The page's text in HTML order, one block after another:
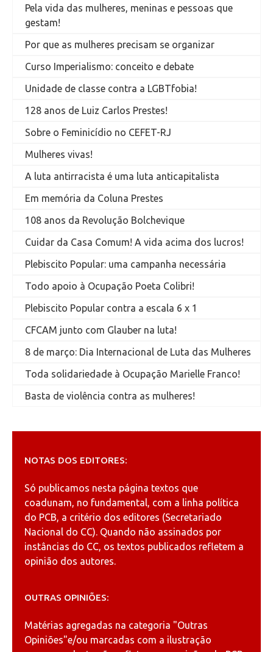
Pela vida das mulheres, meninas e pessoas que
gestam!
Por que as mulheres precisam se organizar
Curso Imperialismo: conceito e debate
Unidade de classe contra a LGBTfobia!
128 anos de Luiz Carlos Prestes!
Sobre o Feminicídio no CEFET-RJ
Mulheres vivas!
A luta antirracista é uma luta anticapitalista
Em memória da Coluna Prestes
108 anos da Revolução Bolchevique
Cuidar da Casa Comum! A vida acima dos lucros!
Plebiscito Popular: uma campanha necessária
Todo apoio à Ocupação Poeta Colibri!
Plebiscito Popular contra a escala 6 x 1
CFCAM junto com Glauber na luta!
8 de março: Dia Internacional de Luta das Mulheres
Toda solidariedade à Ocupação Marielle Franco!
Basta de violência contra as mulheres!
NOTAS DOS EDITORES:
Só publicamos nesta página textos que
coadunam, no fundamental, com a linha política
do PCB, a critério dos editores (Secretariado
Nacional do CC). Quando não assinados por
instâncias do CC, os textos publicados refletem a
opinião dos autores.
OUTRAS OPINIÕES:
Matérias agregadas na categoria "Outras
Opiniões"e/ou marcadas com a ilustração